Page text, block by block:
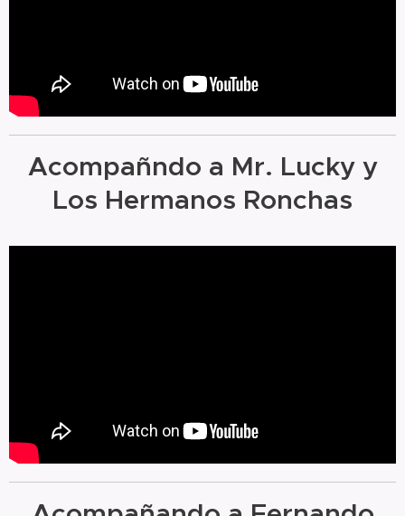
Acompañndo a Mr. Lucky y
Los Hermanos Ronchas